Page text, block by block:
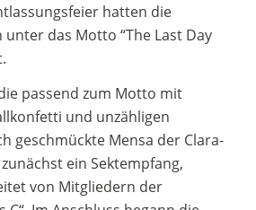
hatten die
unter das Motto “The Last Day
passend zum Motto mit
und unzähligen
geschmückte Mensa der Clara-
ein Sektempfang,
von Mitgliedern der